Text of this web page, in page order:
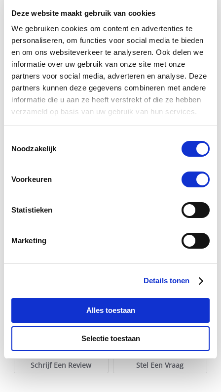
Deze website maakt gebruik van cookies
We gebruiken cookies om content en advertenties te
personaliseren, om functies voor social media te bieden
en om ons websiteverkeer te analyseren. Ook delen we
informatie over uw gebruik van onze site met onze
partners voor social media, adverteren en analyse. Deze
partners kunnen deze gegevens combineren met andere
informatie die u aan ze heeft verstrekt of die ze hebben
verzameld op basis van uw gebruik van hun services.
Noodzakelijk
Voorkeuren
Statistieken
Marketing
Details tonen
Alles toestaan
Selectie toestaan
Passend bij dit product
rating
Schrijf Een Review Stel Een Vraag